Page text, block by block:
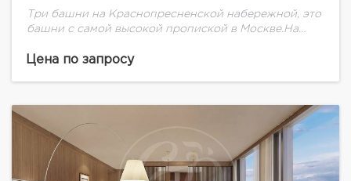
Три башни на Краснопресненской набережной, это
башни с самой высокой пропиской в Москве.На
озеленение. Спроектирован прогрессивный
Цена по запросу